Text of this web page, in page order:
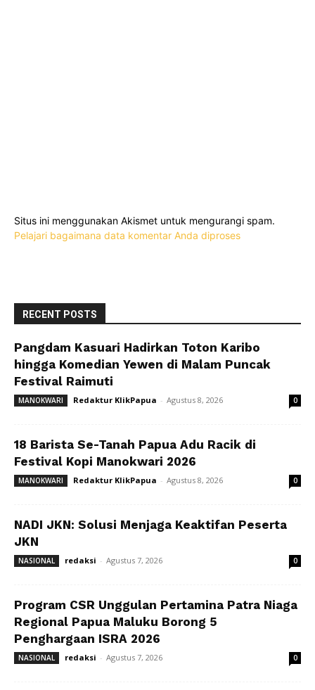
Situs ini menggunakan Akismet untuk mengurangi spam.
Pelajari bagaimana data komentar Anda diproses
RECENT POSTS
Pangdam Kasuari Hadirkan Toton Karibo
hingga Komedian Yewen di Malam Puncak
Festival Raimuti
MANOKWARI Redaktur KlikPapua - Agustus 8, 2026 0
18 Barista Se-Tanah Papua Adu Racik di
Festival Kopi Manokwari 2026
MANOKWARI Redaktur KlikPapua - Agustus 8, 2026 0
NADI JKN: Solusi Menjaga Keaktifan Peserta
JKN
NASIONAL redaksi - Agustus 7, 2026 0
Program CSR Unggulan Pertamina Patra Niaga
Regional Papua Maluku Borong 5
Penghargaan ISRA 2026
NASIONAL redaksi - Agustus 7, 2026 0